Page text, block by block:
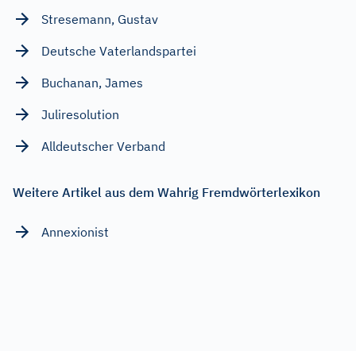
Stresemann, Gustav
Deutsche Vaterlandspartei
Buchanan, James
Juliresolution
Alldeutscher Verband
Weitere Artikel aus dem Wahrig Fremdwörterlexikon
Annexionist